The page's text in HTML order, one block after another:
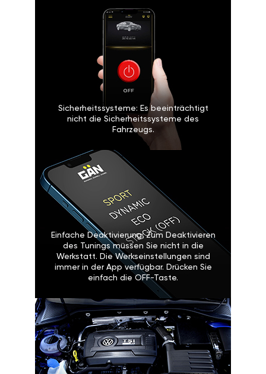
Sicherheitssysteme: Es beeinträchtigt
nicht die Sicherheitssysteme des
Fahrzeugs.
Einfache Deaktivierung: Zum Deaktivieren
des Tunings müssen Sie nicht in die
Werkstatt. Die Werkseinstellungen sind
immer in der App verfügbar. Drücken Sie
einfach die OFF-Taste.